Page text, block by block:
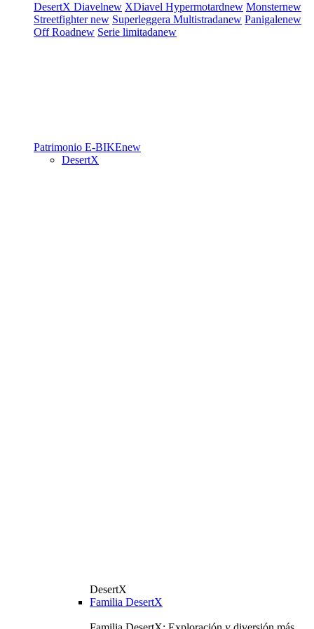
DesertX Diavelnew XDiavel Hypermotardnew Monsternew
Streetfighternew Superleggera Multistradanew Panigalenew
Off Roadnew Serie limitadanew
Patrimonio E-BIKEnew
DesertX
DesertX
Familia DesertX